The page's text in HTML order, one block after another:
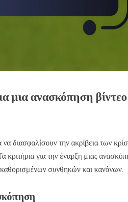
μια ανασκόπηση
να διασφαλίσουν την ακρίβεια των
για την έναρξη μιας
συνθηκών και κανόνων.